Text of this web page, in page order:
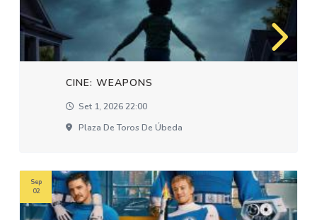
CINE: WEAPONS
Set 1, 2026 22:00
Plaza De Toros De Úbeda
Sep
02